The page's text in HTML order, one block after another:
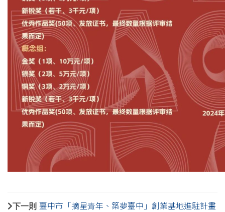
下一則 臺中市「摘星青年、築夢臺中」創業基地進駐計畫